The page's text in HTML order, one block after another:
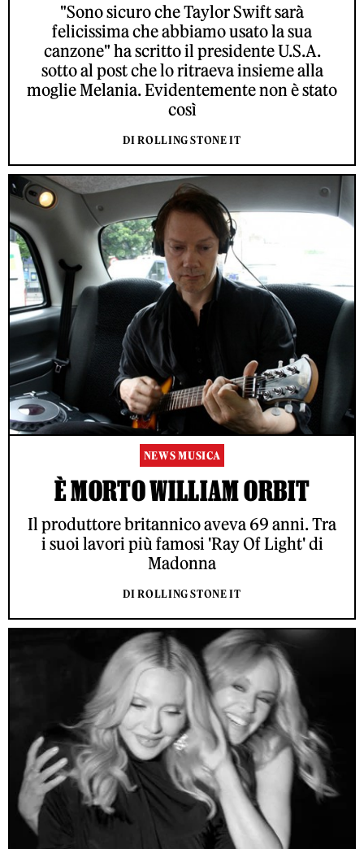
"Sono sicuro che Taylor Swift sarà
felicissima che abbiamo usato la sua
canzone" ha scritto il presidente U.S.A.
sotto al post che lo ritraeva insieme alla
moglie Melania. Evidentemente non è stato
così
DI ROLLING STONE IT
NEWS MUSICA
È MORTO WILLIAM ORBIT
Il produttore britannico aveva 69 anni. Tra
i suoi lavori più famosi 'Ray Of Light' di
Madonna
DI ROLLING STONE IT